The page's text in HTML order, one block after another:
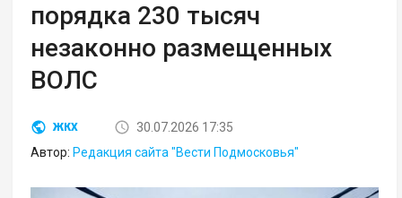
порядка 230 тысяч
незаконно размещенных
ВОЛС
ЖКХ
30.07.2026 17:35
Автор: Редакция сайта "Вести Подмосковья"